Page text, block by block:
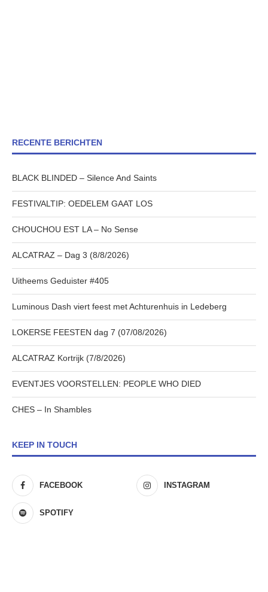
RECENTE BERICHTEN
BLACK BLINDED – Silence And Saints
FESTIVALTIP: OEDELEM GAAT LOS
CHOUCHOU EST LA – No Sense
ALCATRAZ – Dag 3 (8/8/2026)
Uitheems Geduister #405
Luminous Dash viert feest met Achturenhuis in Ledeberg
LOKERSE FEESTEN dag 7 (07/08/2026)
ALCATRAZ Kortrijk (7/8/2026)
EVENTJES VOORSTELLEN: PEOPLE WHO DIED
CHES – In Shambles
KEEP IN TOUCH
FACEBOOK INSTAGRAM
SPOTIFY